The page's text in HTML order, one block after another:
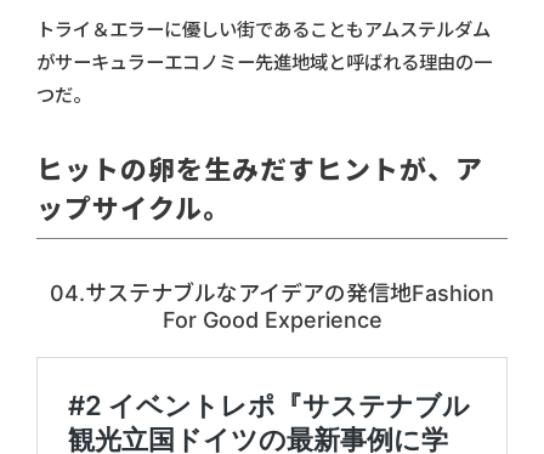
トライ＆エラーに優しい街であることもアムステルダム
がサーキュラーエコノミー先進地域と呼ばれる理由の一
つだ。
ヒットの卵を生みだすヒントが、ア
ップサイクル。
04.サステナブルなアイデアの発信地Fashion
For Good Experience